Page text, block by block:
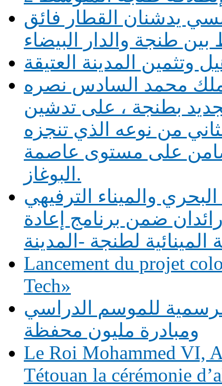
يدشنان القطار فائق
طنجة والدار البيضاء
وتثمين المدينة العتيقة
محمد السادس نصره
بطنجة ، على تدشين
من نوعه الذي تنجزه
على مستوى عاصمة
البوغاز.
والميناء الترفيهي
ضمن برنامج إعادة
لطنجة -المدينة
Lancement du projet
Tech»
للموسم الدراسي
ومبادرة مليون محفظة
Le Roi Mohammed VI,
Tétouan la cérémonie